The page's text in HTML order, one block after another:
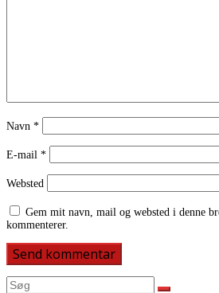
Navn *
E-mail *
Websted
Gem mit navn, mail og websted i denne
kommenterer.